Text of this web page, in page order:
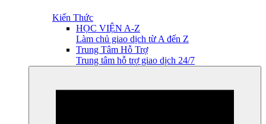
Kiến Thức
HỌC VIỆN A-Z
Làm chủ giao dịch từ A đến Z
Trung Tâm Hỗ Trợ
Trung tâm hỗ trợ giao dịch 24/7